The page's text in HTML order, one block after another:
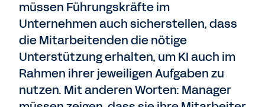
müssen Führungskräfte im
Unternehmen auch sicherstellen, dass
die Mitarbeitenden die nötige
Unterstützung erhalten, um KI auch im
Rahmen ihrer jeweiligen Aufgaben zu
nutzen. Mit anderen Worten: Manager